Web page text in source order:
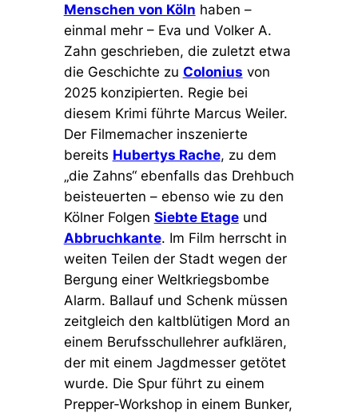
Menschen von Köln haben –
einmal mehr – Eva und Volker A.
Zahn geschrieben, die zuletzt etwa
die Geschichte zu Colonius von
2025 konzipierten. Regie bei
diesem Krimi führte Marcus Weiler.
Der Filmemacher inszenierte
bereits Hubertys Rache, zu dem
„die Zahns“ ebenfalls das Drehbuch
beisteuerten – ebenso wie zu den
Kölner Folgen Siebte Etageund
Abbruchkante. Im Film herrscht in
weiten Teilen der Stadt wegen der
Bergung einer Weltkriegsbombe
Alarm. Ballauf und Schenk müssen
zeitgleich den kaltblütigen Mord an
einem Berufsschullehrer aufklären,
der mit einem Jagdmesser getötet
wurde. Die Spur führt zu einem
Prepper-Workshop in einem Bunker,